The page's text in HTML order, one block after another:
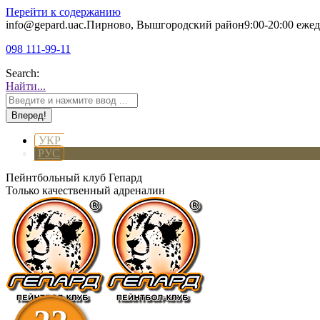
Перейти к содержанию
info@gepard.uaс.Пирново, Вышгородский район9:00-20:00
098 111-99-11
Search:
Найти...
УКР
РУС
Пейнтбольный клуб Гепард
Только качественный адреналин